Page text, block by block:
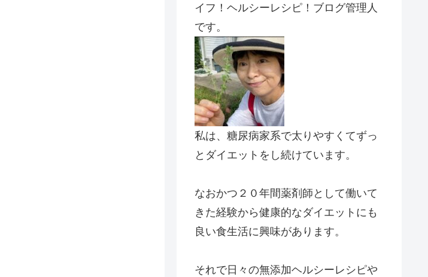
イフ！ヘルシーレシピ！ブログ管理人
です。
私は、糖尿病家系で太りやすくてずっ
とダイエットをし続けています。
なおかつ２０年間薬剤師として働いて
きた経験から健康的なダイエットにも
良い食生活に興味があります。
それで日々の無添加ヘルシーレシピや